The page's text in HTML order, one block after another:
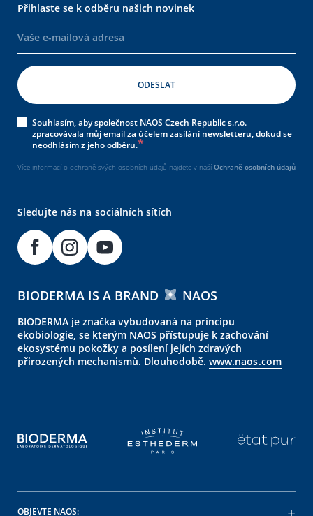
Přihlaste se k odběru našich novinek
Souhlasím, aby společnost NAOS Czech Republic s.r.o.
zpracovávala můj email za účelem zasílání newsletteru, dokud se
neodhlásím z jeho odběru.
Více informací o ochraně svých osobních údajů najdete v naší Ochraně osobních údajů
Sledujte nás na sociálních sítích
BIODERMA IS A BRAND NAOS
BIODERMA je značka vybudovaná na principu
ekobiologie, se kterým NAOS přístupuje k zachování
ekosystému pokožky a posílení jejích zdravých
přirozených mechanismů. Dlouhodobě. www.naos.com
OBJEVTE NAOS: